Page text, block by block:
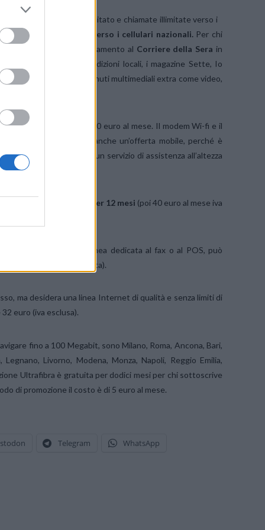
Oltre a Internet illimitato e chiamate illimitate verso i
e ottobre, le
chiamate verso i cellulari nazionali.Per chi
regala 12 mesi di abbonamento al Corriere della Sera in
5, insieme alle 15 edizioni locali, i magazine Sette, Io
ogni giorno tanti contenuti multimediali extra come video,
esclusa), poi il costo è di 50 euro al mese. Il modem Wi-fi e il
per chi acquista anche un’offerta mobile, perché è
, un servizio di assistenza all’altezza
20€ al mese per 12 mesi (poi 40 euro al mese iva
aggiuntiva, o una linea dedicata al fax o al POS, può
è gratuita).
ma desidera una linea Internet di qualità e senza limiti di
32 euro (iva esclusa).
fino a 100 Megabit, sono Milano, Roma, Ancona, Bari,
Livorno, Modena, Monza, Napoli, Reggio Emilia,
Ultrafibra è gratuita per dodici mesi per chi sottoscrive
di promozione il costo è di 5 euro al mese.
Telegram WhatsApp